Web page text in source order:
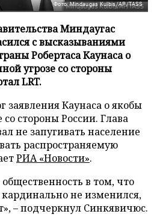
Фото: Mindaugas Kulbis/AP/TASS
Миндаугас
с высказываниями
Робертаса Каунаса о
угрозе со стороны
LRT.
заявления Каунаса о якобы
стороны России. Глава
не запугивать население
распространяемую
РИА «Новости».
в том, что
кардинально не изменился,
– подчеркнул Синкявичюс.